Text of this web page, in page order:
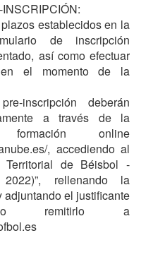
establecidos en la
de inscripción
así como efectuar
el momento de la
inscripción deberán
a través de la
online
, accediendo al
Territorial de Béisbol -
rellenando la
el justificante
remitirlo a